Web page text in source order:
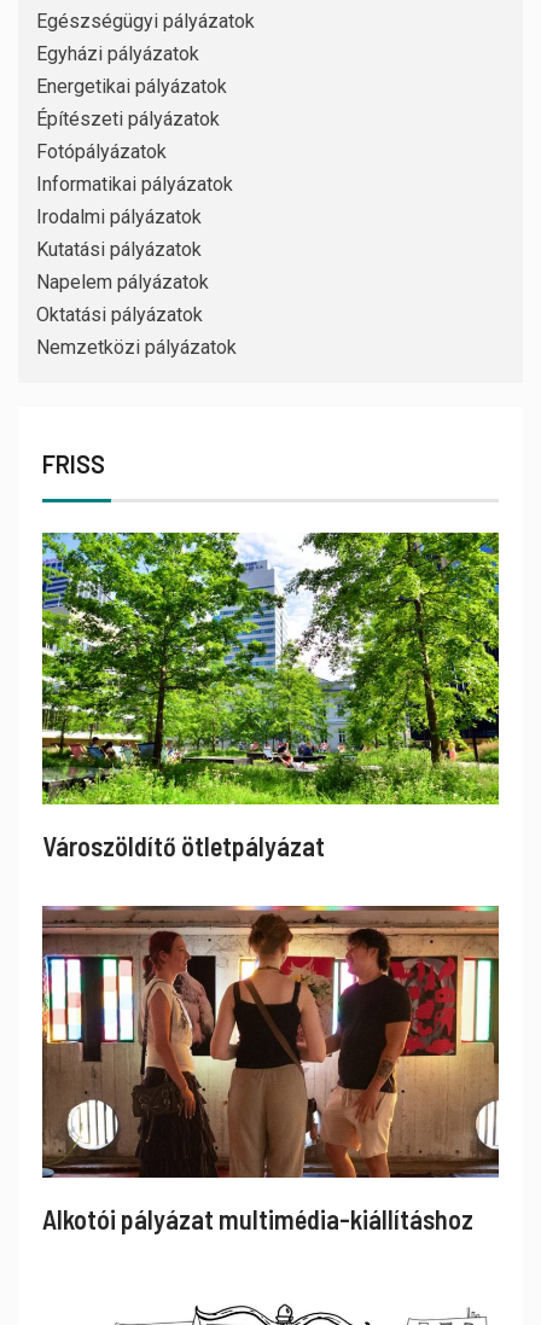
Egészségügyi pályázatok
Egyházi pályázatok
Energetikai pályázatok
Építészeti pályázatok
Fotópályázatok
Informatikai pályázatok
Irodalmi pályázatok
Kutatási pályázatok
Napelem pályázatok
Oktatási pályázatok
Nemzetközi pályázatok
FRISS
Városzöldítő ötletpályázat
Alkotói pályázat multimédia-kiállításhoz